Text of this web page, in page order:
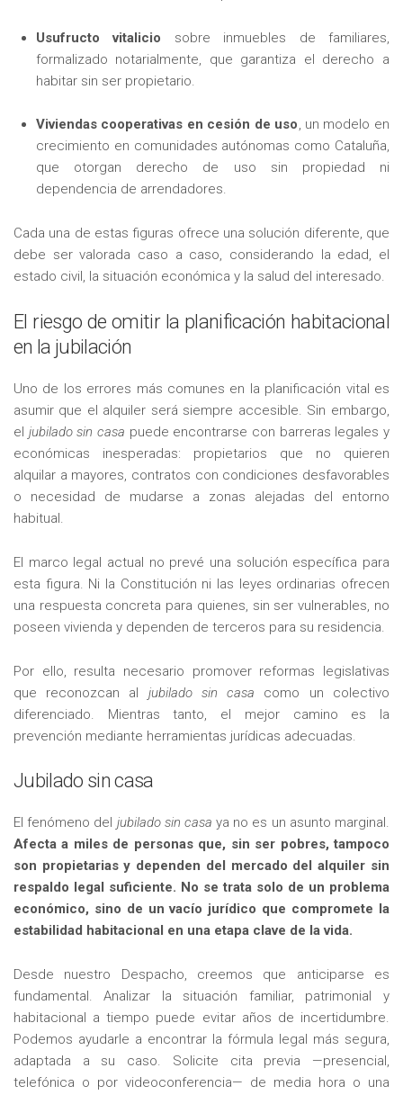
Usufructo vitalicio sobre inmuebles de familiares,
formalizado notarialmente, que garantiza el derecho a
habitar sin ser propietario.
Viviendas cooperativas en cesión de uso, un modelo en
crecimiento en comunidades autónomas como Cataluña,
que otorgan derecho de uso sin propiedad ni
dependencia de arrendadores.
Cada una de estas figuras ofrece una solución diferente, que
debe ser valorada caso a caso, considerando la edad, el
estado civil, la situación económica y la salud del interesado.
El riesgo de omitir la planificación habitacional
en la jubilación
Uno de los errores más comunes en la planificación vital es
asumir que el alquiler será siempre accesible. Sin embargo,
el jubilado sin casa puede encontrarse con barreras legales y
económicas inesperadas: propietarios que no quieren
alquilar a mayores, contratos con condiciones desfavorables
o necesidad de mudarse a zonas alejadas del entorno
habitual.
El marco legal actual no prevé una solución específica para
esta figura. Ni la Constitución ni las leyes ordinarias ofrecen
una respuesta concreta para quienes, sin ser vulnerables, no
poseen vivienda y dependen de terceros para su residencia.
Por ello, resulta necesario promover reformas legislativas
que reconozcan al jubilado sin casa como un colectivo
diferenciado. Mientras tanto, el mejor camino es la
prevención mediante herramientas jurídicas adecuadas.
Jubilado sin casa
El fenómeno del jubilado sin casa ya no es un asunto marginal.
Afecta a miles de personas que, sin ser pobres, tampoco
son propietarias y dependen del mercado del alquiler sin
respaldo legal suficiente. No se trata solo de un problema
económico, sino de un vacío jurídico que compromete la
estabilidad habitacional en una etapa clave de la vida.
Desde nuestro Despacho, creemos que anticiparse es
fundamental. Analizar la situación familiar, patrimonial y
habitacional a tiempo puede evitar años de incertidumbre.
Podemos ayudarle a encontrar la fórmula legal más segura,
adaptada a su caso. Solicite cita previa —presencial,
telefónica o por videoconferencia— de media hora o una